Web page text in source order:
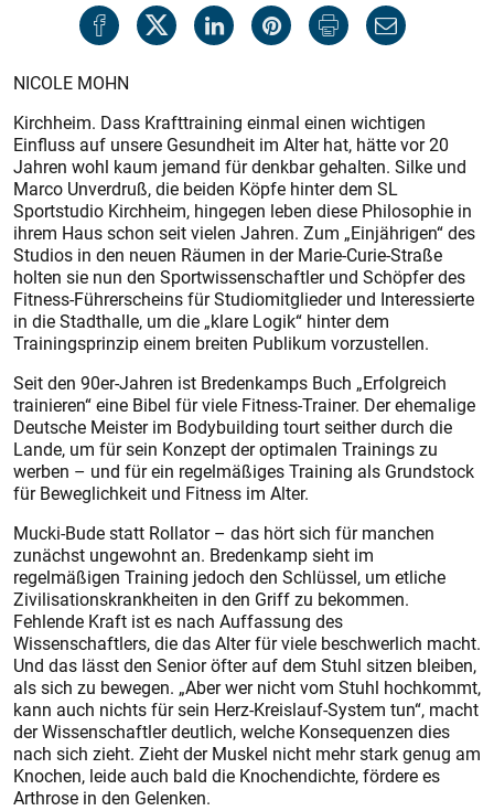
NICOLE MOHN
Kirchheim. Dass Krafttraining einmal einen wichtigen
Einfluss auf unsere Gesundheit im Alter hat, hätte vor 20
Jahren wohl kaum jemand für denkbar gehalten. Silke und
Marco Unverdruß, die beiden Köpfe hinter dem SL
Sportstudio Kirchheim, hingegen leben diese Philosophie in
ihrem Haus schon seit vielen Jahren. Zum „Einjährigen“ des
Studios in den neuen Räumen in der Marie-Curie-Straße
holten sie nun den Sportwissenschaftler und Schöpfer des
Fitness-Führerscheins für Studiomitglieder und Interessierte
in die Stadthalle, um die „klare Logik“ hinter dem
Trainingsprinzip einem breiten Publikum vorzustellen.
Seit den 90er-Jahren ist Breden­kamps Buch „Erfolgreich
trainieren“ eine Bibel für viele Fitness-Trainer. Der ehemalige
Deutsche Meister im Bodybuilding tourt seither durch die
Lande, um für sein Konzept der optimalen Trainings zu
werben – und für ein regelmäßiges Training als Grundstock
für Beweglichkeit und Fitness im Alter.
Mucki-Bude statt Rollator – das hört sich für manchen
zunächst ungewohnt an. Bredenkamp sieht im
regelmäßigen Training jedoch den Schlüssel, um etliche
Zivilisationskrankheiten in den Griff zu bekommen.
Fehlende Kraft ist es nach Auffassung des
Wissenschaftlers, die das Alter für viele beschwerlich macht.
Und das lässt den Senior öfter auf dem Stuhl sitzen bleiben,
als sich zu bewegen. „Aber wer nicht vom Stuhl hochkommt,
kann auch nichts für sein Herz-Kreislauf-System tun“, macht
der Wissenschaftler deutlich, welche Konsequenzen dies
nach sich zieht. Zieht der Muskel nicht mehr stark genug am
Knochen, leide auch bald die Knochendichte, fördere es
Arthrose in den Gelenken.